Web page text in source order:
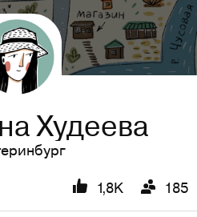
Худеева
1,8K 185